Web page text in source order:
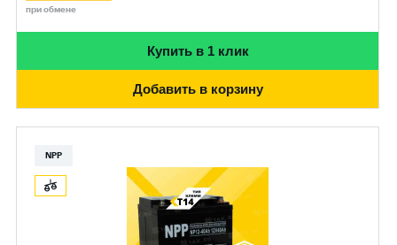
при обмене
Купить в 1 клик
Добавить в корзину
NPP